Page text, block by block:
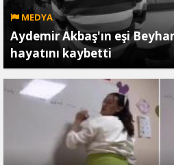
MEDYA
Aydemir Akbaş'ın eşi
hayatını kaybetti